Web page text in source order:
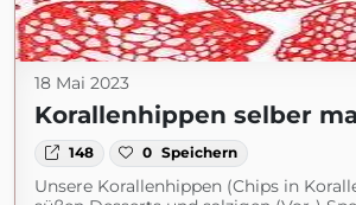
18 Mai 2023
Korallenhippen selber
148 0 Speichern
Unsere Korallenhippen (Chips in